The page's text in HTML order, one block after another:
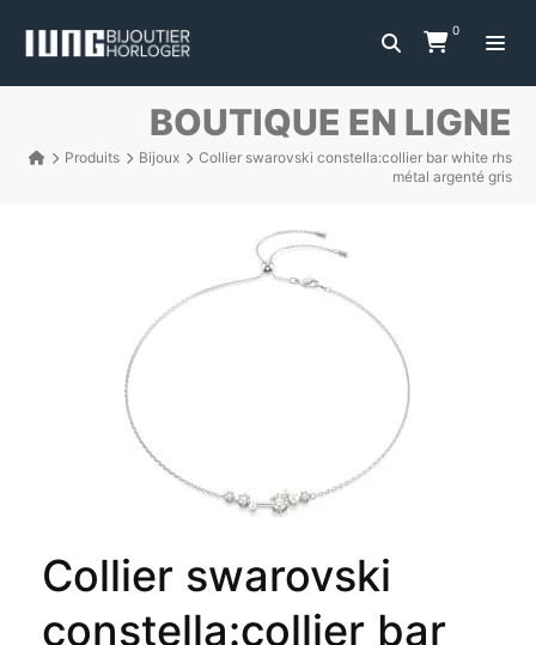
0
BOUTIQUE EN LIGNE
Produits Bijoux
Collier swarovski constella:collier bar white rhs
métal argenté gris
Collier swarovski
constella:collier bar